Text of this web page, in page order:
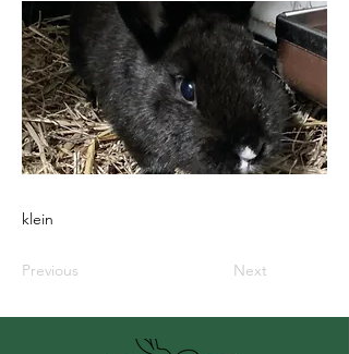
klein
Previous Next